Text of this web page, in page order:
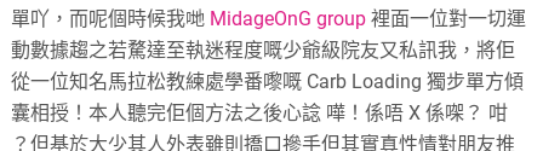
單吖，而呢個時候我哋 MidageOnG group 裡面一位對一切運
動數據趨之若騖達至執迷程度嘅少爺級院友又私訊我，將佢
從一位知名馬拉松教練處學番嚟嘅 Carb Loading 獨步單方傾
囊相授！本人聽完佢個方法之後心諗 嘩！係唔 X 係㗎？ 咁
？但基於大少其人外表雖則撟口摻手但其實真性情對朋友推